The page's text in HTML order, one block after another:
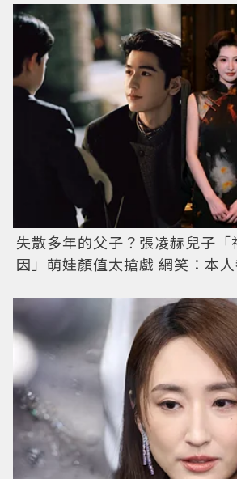
失散多年的父子？張凌赫兒子「
因」萌娃顏值太搶戲 網笑：本